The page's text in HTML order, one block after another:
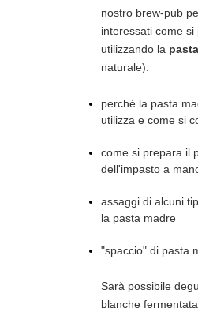
nostro brew-pub
interessati come si
utilizzando la
naturale):
perché la pasta
utilizza e come si
come si prepara il
dell'impasto a
assaggi di alcuni
la pasta madre
"spaccio" di pasta
Sarà possibile
blanche